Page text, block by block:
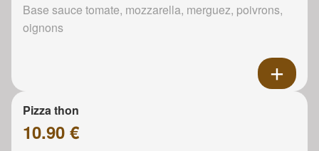
Base sauce tomate, mozzarella, merguez, poivrons,
oignons
Pizza thon
10.90 €